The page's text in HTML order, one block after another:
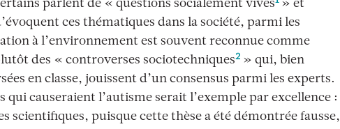
parlent de « questions socialement vives
» et
ces thématiques dans la société, parmi les
à l’environnement est souvent reconnue comme
des « controverses sociotechniques2 » qui, bien
en classe, jouissent d’un consensus parmi les experts.
qui causeraient l’autisme serait l’exemple par excellence :
scientifiques, puisque cette thèse a été démontrée fausse,